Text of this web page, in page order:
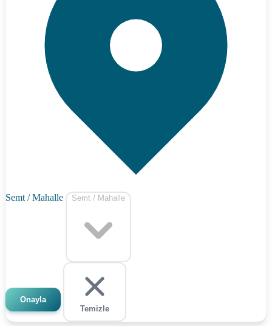
Semt / Mahalle Semt / Mahalle
Onayla
Temizle